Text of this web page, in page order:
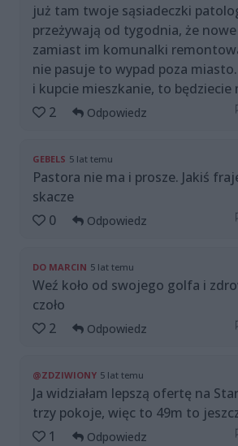
już tam twoje sąsiadeczki
przeżywają od tygodnia, że
zamiast im komunalki
nie pasuje to wypad poza
i kupcie mieszkanie, to będziecie
2
Odpowiedz
GEBELS 5 lat temu
Pastora nie ma i prosze. Jakiś
skacze
0
Odpowiedz
DO MARCIN 5 lat temu
Weź koło od swojego golfa i
czoło
2
Odpowiedz
@ZDZIWIONY 5 lat temu
Ja widziałam lepszą ofertę na
trzy pokoje, więc to 49m to
1
Odpowiedz